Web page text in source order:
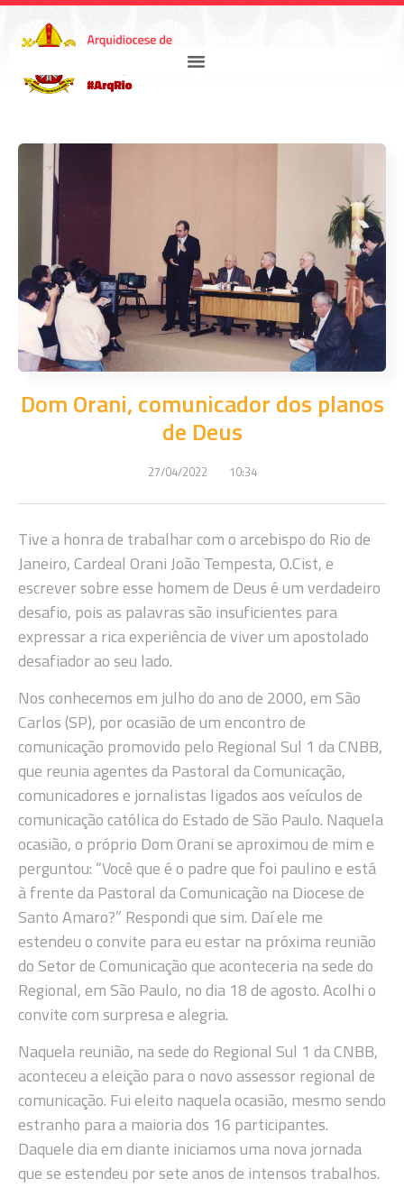
Dom Orani, comunicador dos planos
de Deus
27/04/2022 10:34
Tive a honra de trabalhar com o arcebispo do Rio de
Janeiro, Cardeal Orani João Tempesta, O.Cist, e
escrever sobre esse homem de Deus é um verdadeiro
desafio, pois as palavras são insuficientes para
expressar a rica experiência de viver um apostolado
desafiador ao seu lado.
Nos conhecemos em julho do ano de 2000, em São
Carlos (SP), por ocasião de um encontro de
comunicação promovido pelo Regional Sul 1 da CNBB,
que reunia agentes da Pastoral da Comunicação,
comunicadores e jornalistas ligados aos veículos de
comunicação católica do Estado de São Paulo. Naquela
ocasião, o próprio Dom Orani se aproximou de mim e
perguntou: “Você que é o padre que foi paulino e está
à frente da Pastoral da Comunicação na Diocese de
Santo Amaro?” Respondi que sim. Daí ele me
estendeu o convite para eu estar na próxima reunião
do Setor de Comunicação que aconteceria na sede do
Regional, em São Paulo, no dia 18 de agosto. Acolhi o
convite com surpresa e alegria.
Naquela reunião, na sede do Regional Sul 1 da CNBB,
aconteceu a eleição para o novo assessor regional de
comunicação. Fui eleito naquela ocasião, mesmo sendo
estranho para a maioria dos 16 participantes.
Daquele dia em diante iniciamos uma nova jornada
que se estendeu por sete anos de intensos trabalhos.